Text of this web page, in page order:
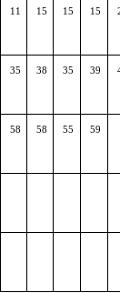
11 15 15 15
35 38 35 39
58 58 55 59